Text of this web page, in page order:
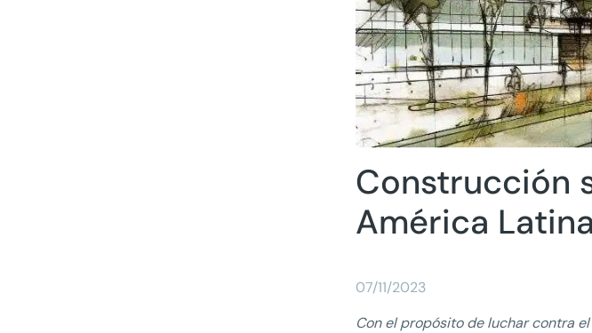
Construcción
América Latina
07/11/2023
Con el propósito de luchar contra